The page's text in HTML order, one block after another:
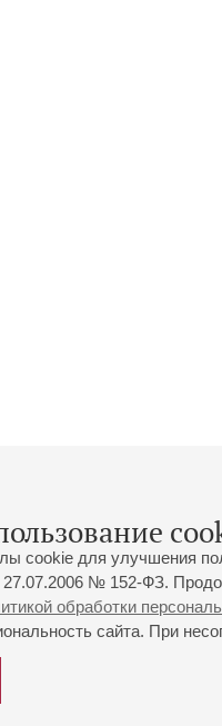
cookie для улучшения
№ 152-ФЗ.
обработки
сайта. При